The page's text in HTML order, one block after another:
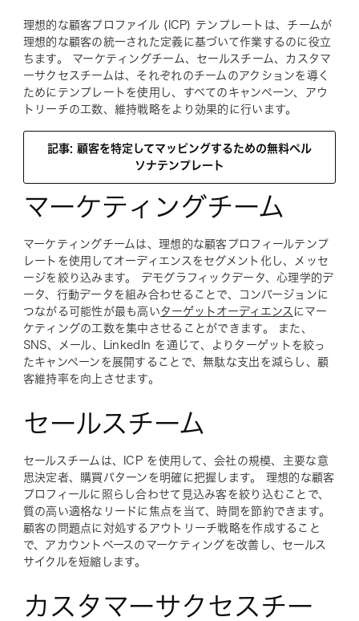
理想的な顧客プロファイル (ICP) テンプレートは、チームが
理想的な顧客の統一された定義に基づいて作業するのに役立
ちます。 マーケティングチーム、セールスチーム、カスタマ
ーサクセスチームは、それぞれのチームのアクションを導く
ためにテンプレートを使用し、すべてのキャンペーン、アウ
トリーチの工数、維持戦略をより効果的に行います。
記事: 顧客を特定してマッピングするための無料ペル
ソナテンプレート
マーケティングチーム
マーケティングチームは、理想的な顧客プロフィールテンプ
レートを使用してオーディエンスをセグメント化し、メッセ
ージを絞り込みます。 デモグラフィックデータ、心理学的デ
ータ、行動データを組み合わせることで、コンバージョンに
つながる可能性が最も高いターゲットオーディエンス にマー
ケティングの工数を集中させることができます。 また、
SNS、メール、LinkedIn を通じて、よりターゲットを絞っ
たキャンペーンを展開することで、無駄な支出を減らし、顧
客維持率を向上させます。
セールスチーム
セールスチームは、ICP を使用して、会社の規模、主要な意
思決定者、購買パターンを明確に把握します。 理想的な顧客
プロフィールに照らし合わせて見込み客を絞り込むことで、
質の高い適格なリードに焦点を当て、時間を節約できます。
顧客の問題点に対処するアウトリーチ戦略を作成すること
で、アカウントベースのマーケティングを改善し、セールス
サイクルを短縮します。
カスタマーサクセスチー